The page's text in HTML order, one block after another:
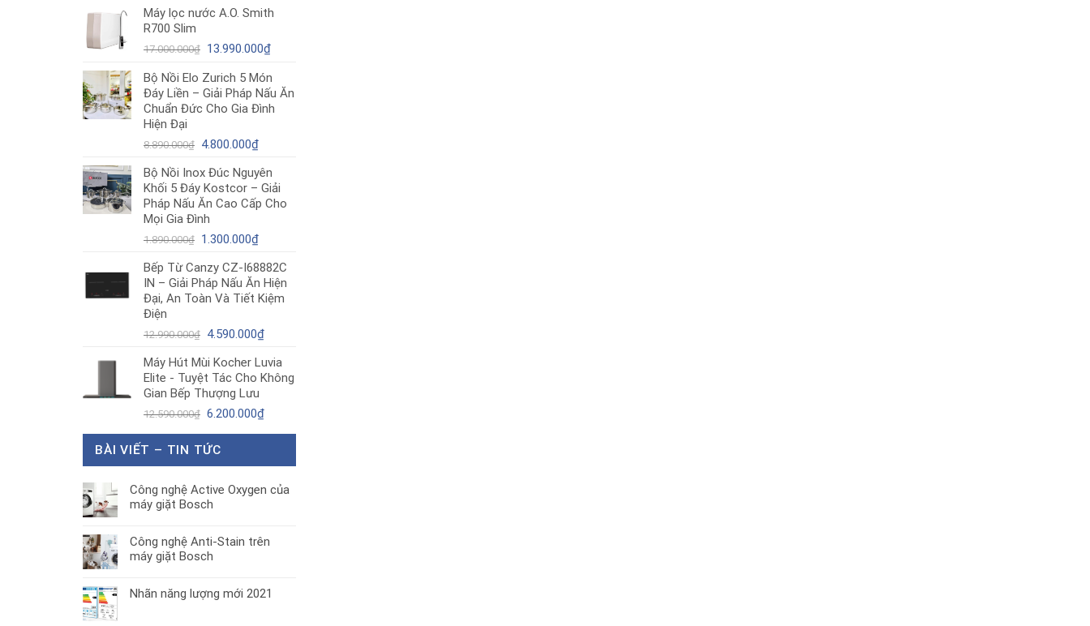
là:
tại
17.890.000₫.
Máy lọc nước A.O. Smith
R700 Slim
17.000.000₫ Giá
là:
17.000.000₫.
13.990.000₫Giá
tại
là:
13.990.000₫.
Bộ Nồi Elo Zurich 5 Món
Đáy Liền – Giải Pháp Nấu Ăn
Chuẩn Đức Cho Gia Đình
Hiện Đại
8.890.000₫ Giá
là:
8.890.000₫.
4.800.000₫Giá
tại
là:
4.800.000₫.
Bộ Nồi Inox Đúc Nguyên
Khối 5 Đáy Kostcor – Giải
Pháp Nấu Ăn Cao Cấp Cho
Mọi Gia Đình
1.890.000₫ Giá
là:
1.890.000₫.
1.300.000₫Giá
tại
là:
1.300.000₫.
Bếp Từ Canzy CZ-I68882C
IN – Giải Pháp Nấu Ăn Hiện
Đại, An Toàn Và Tiết Kiệm
Điện
12.990.000₫ Giá
là:
12.990.000₫.
4.590.000₫Giá
tại
là:
Máy Hút Mùi Kocher Luvia
Elite - Tuyệt Tác Cho Không
Gian Bếp Thượng Lưu
12.590.000₫ Giá
là:
6.200.000₫Giá
BÀI VIẾT – TIN TỨC
Công nghệ Active Oxygen của
máy giặt Bosch
Công nghệ Anti-Stain trên
máy giặt Bosch
Nhãn năng lượng mới 2021